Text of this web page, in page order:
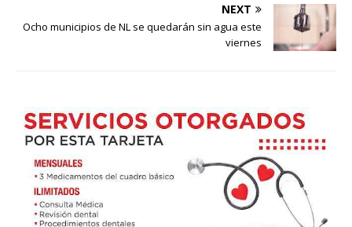
NEXT
Ocho municipios de NL se quedarán sin agua este
viernes